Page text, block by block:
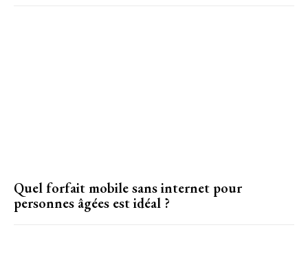
Quel forfait mobile sans internet pour
personnes âgées est idéal ?